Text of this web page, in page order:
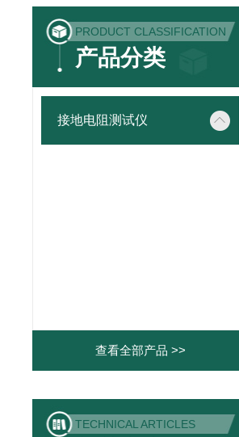
PRODUCT CLASSIFICATION
产品分类
接地电阻测试仪
查看全部产品 >>
TECHNICAL ARTICLES